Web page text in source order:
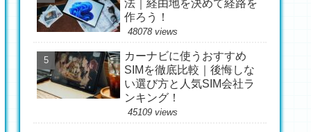
法｜経由地を決めて経路を
作ろう！
48078 views
カーナビに使うおすすめ
SIMを徹底比較｜後悔しな
い選び方と人気SIM会社ラ
ンキング！
45109 views